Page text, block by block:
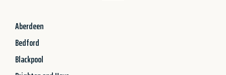
Aberdeen
Bedford
Blackpool